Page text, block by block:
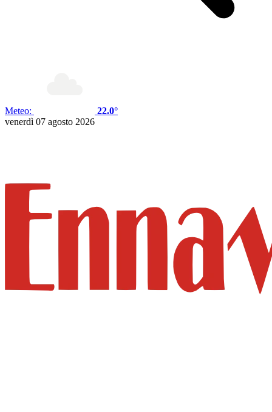
Meteo:
22.0°
venerdì 07 agosto 2026